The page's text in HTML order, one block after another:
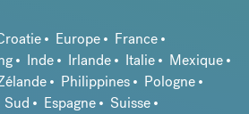
Europe
France
Inde Irlande Italie
Mexique
Philippines
Pologne
Sud Espagne
Suisse